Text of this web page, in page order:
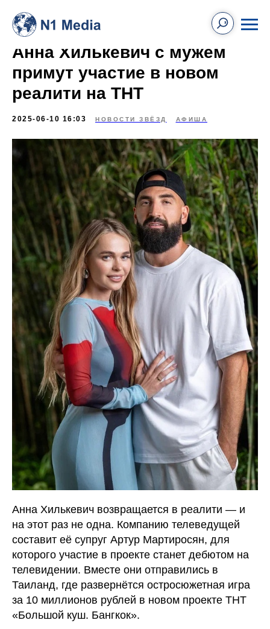
Анна Хилькевич с мужем
примут участие в новом
реалити на ТНТ
2025-06-10 16:03 НОВОСТИ ЗВЁЗД АФИША
Анна Хилькевич возвращается в реалити — и
на этот раз не одна. Компанию телеведущей
составит её супруг Артур Мартиросян, для
которого участие в проекте станет дебютом на
телевидении. Вместе они отправились в
Таиланд, где развернётся остросюжетная игра
за 10 миллионов рублей в новом проекте ТНТ
«Большой куш. Бангкок».